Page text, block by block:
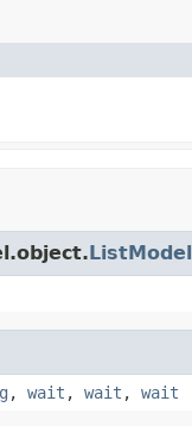
ListModel
, wait , wait , wait